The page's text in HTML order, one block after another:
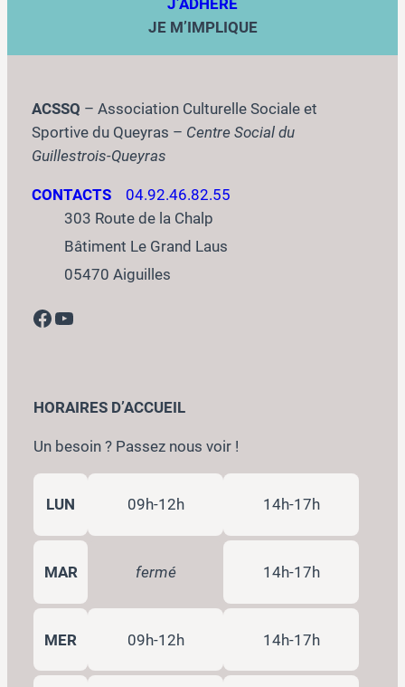
J’ADHÉRE
JE M’IMPLIQUE
ACSSQ – Association Culturelle Sociale et
Sportive du Queyras – Centre Social du
Guillestrois-Queyras
CONTACTS
04.92.46.82.55
303 Route de la Chalp
Bâtiment Le Grand Laus
05470 Aiguilles
Facebook YouTube
HORAIRES D’ACCUEIL
Un besoin ? Passez nous voir !
LUN 09h-12h 14h-17h
MAR fermé 14h-17h
MER 09h-12h 14h-17h